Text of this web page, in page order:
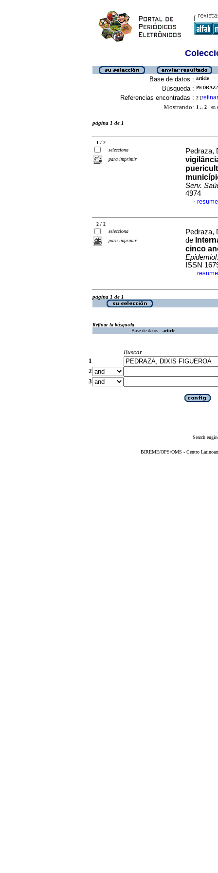
Base de datos : article
Búsqueda :
Referencias encontradas : 2 [refinar
Mostrando: 1 .. 2 en
página 1 de 1
1 / 2
selecciona
para imprimir
Pedraza,
Serv.
4974
·
2 / 2
selecciona
para imprimir
Pedraza,
de
cinco
ISSN
·
página 1 de 1
Refinar la búsqueda
Base de datos : article
Buscar
1
2
3
Search
BIREME/OPS/OMS - Centro